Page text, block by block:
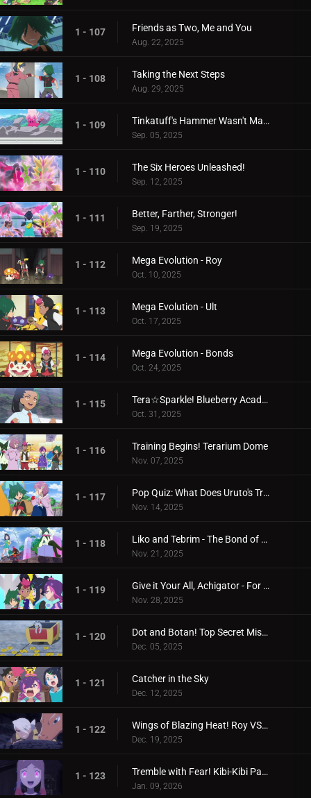
1 - 107 Friends as Two, Me and You
Aug. 22, 2025
1 - 108 Taking the Next Steps
Aug. 29, 2025
1 - 109 Tinkatuff's Hammer Wasn't Made in a Year!
Sep. 05, 2025
1 - 110 The Six Heroes Unleashed!
Sep. 12, 2025
1 - 111 Better, Farther, Stronger!
Sep. 19, 2025
1 - 112 Mega Evolution - Roy
Oct. 10, 2025
1 - 113 Mega Evolution - Ult
Oct. 17, 2025
1 - 114 Mega Evolution - Bonds
Oct. 24, 2025
1 - 115 Tera☆Sparkle! Blueberry Academy
Oct. 31, 2025
1 - 116 Training Begins! Terarium Dome
Nov. 07, 2025
1 - 117 Pop Quiz: What Does Uruto's Training Involve?
Nov. 14, 2025
1 - 118 Liko and Tebrim - The Bond of Happiness!
Nov. 21, 2025
1 - 119 Give it Your All, Achigator - For the Sake of Tomorrow
Nov. 28, 2025
1 - 120 Dot and Botan! Top Secret Mission
Dec. 05, 2025
1 - 121 Catcher in the Sky
Dec. 12, 2025
1 - 122 Wings of Blazing Heat! Roy VS Friede
Dec. 19, 2025
1 - 123 Tremble with Fear! Kibi-Kibi Panic on the Ship
Jan. 09, 2026